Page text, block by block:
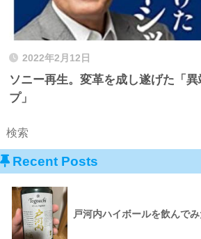
2022年2月12日
ソニー再生。変革を成し遂げた「
プ」
Recent Posts
戸河内ハイボールを飲んで